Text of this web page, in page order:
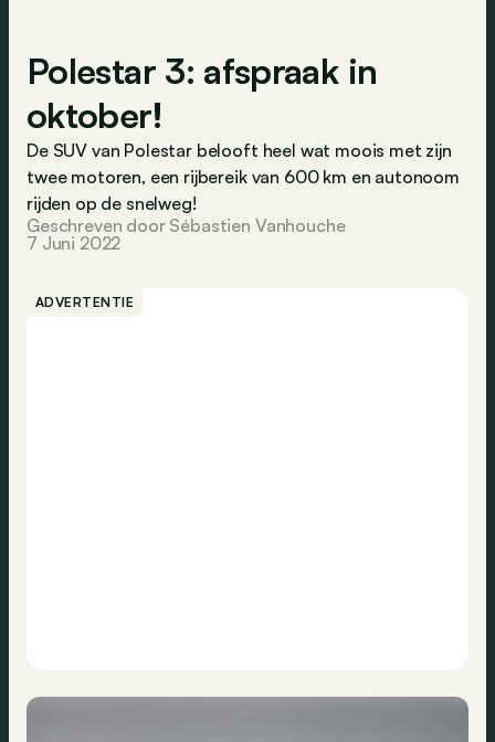
Polestar 3: afspraak in
oktober!
De SUV van Polestar belooft heel wat moois met zijn
twee motoren, een rijbereik van 600 km en autonoom
rijden op de snelweg!
Geschreven door Sébastien Vanhouche
7 Juni 2022
ADVERTENTIE